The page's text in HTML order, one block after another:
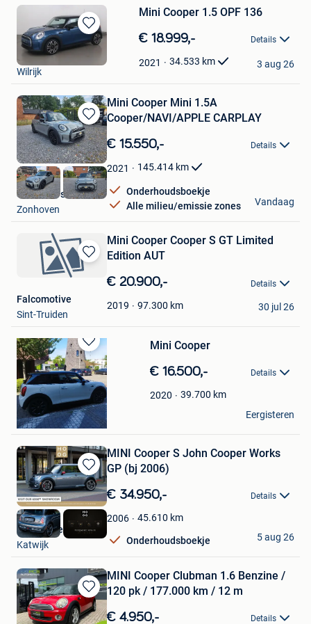
Bewaren
in
Mini Cooper 1.5 OPF 136
€ 18.999,- Details
2021 34.533 km
Cardoen
Wilrijk
3 aug 26
Bewaren
in
Mijn
Favorieten
Mini Cooper Mini 1.5A
Cooper/NAVI/APPLE CARPLAY
€ 15.550,- Details
2021 145.414 km
Onderhoudsboekje
Alle milieu/emissie zones
Savas Cars
Zonhoven
Vandaag
Bewaren
Favorieten
Mini Cooper Cooper S GT Limited
Edition AUT
€ 20.900,- Details
2019 97.300 km
Falcomotive
Sint-Truiden
30 jul 26
Bewaren
in
Mijn
Favorieten
Mini Cooper
€ 16.500,- Details
2020 39.700 km
jeffrobert
Kapellen
Eergisteren
Bewaren
in
Mijn
Favorieten
MINI Cooper S John Cooper Works
GP (bj 2006)
€ 34.950,- Details
2006 45.610 km
Onderhoudsboekje
HooG Selections
Katwijk
5 aug 26
Bewaren
in
MINI Cooper Clubman 1.6 Benzine /
120 pk / 177.000 km / 12 m
€ 4.950,- Details